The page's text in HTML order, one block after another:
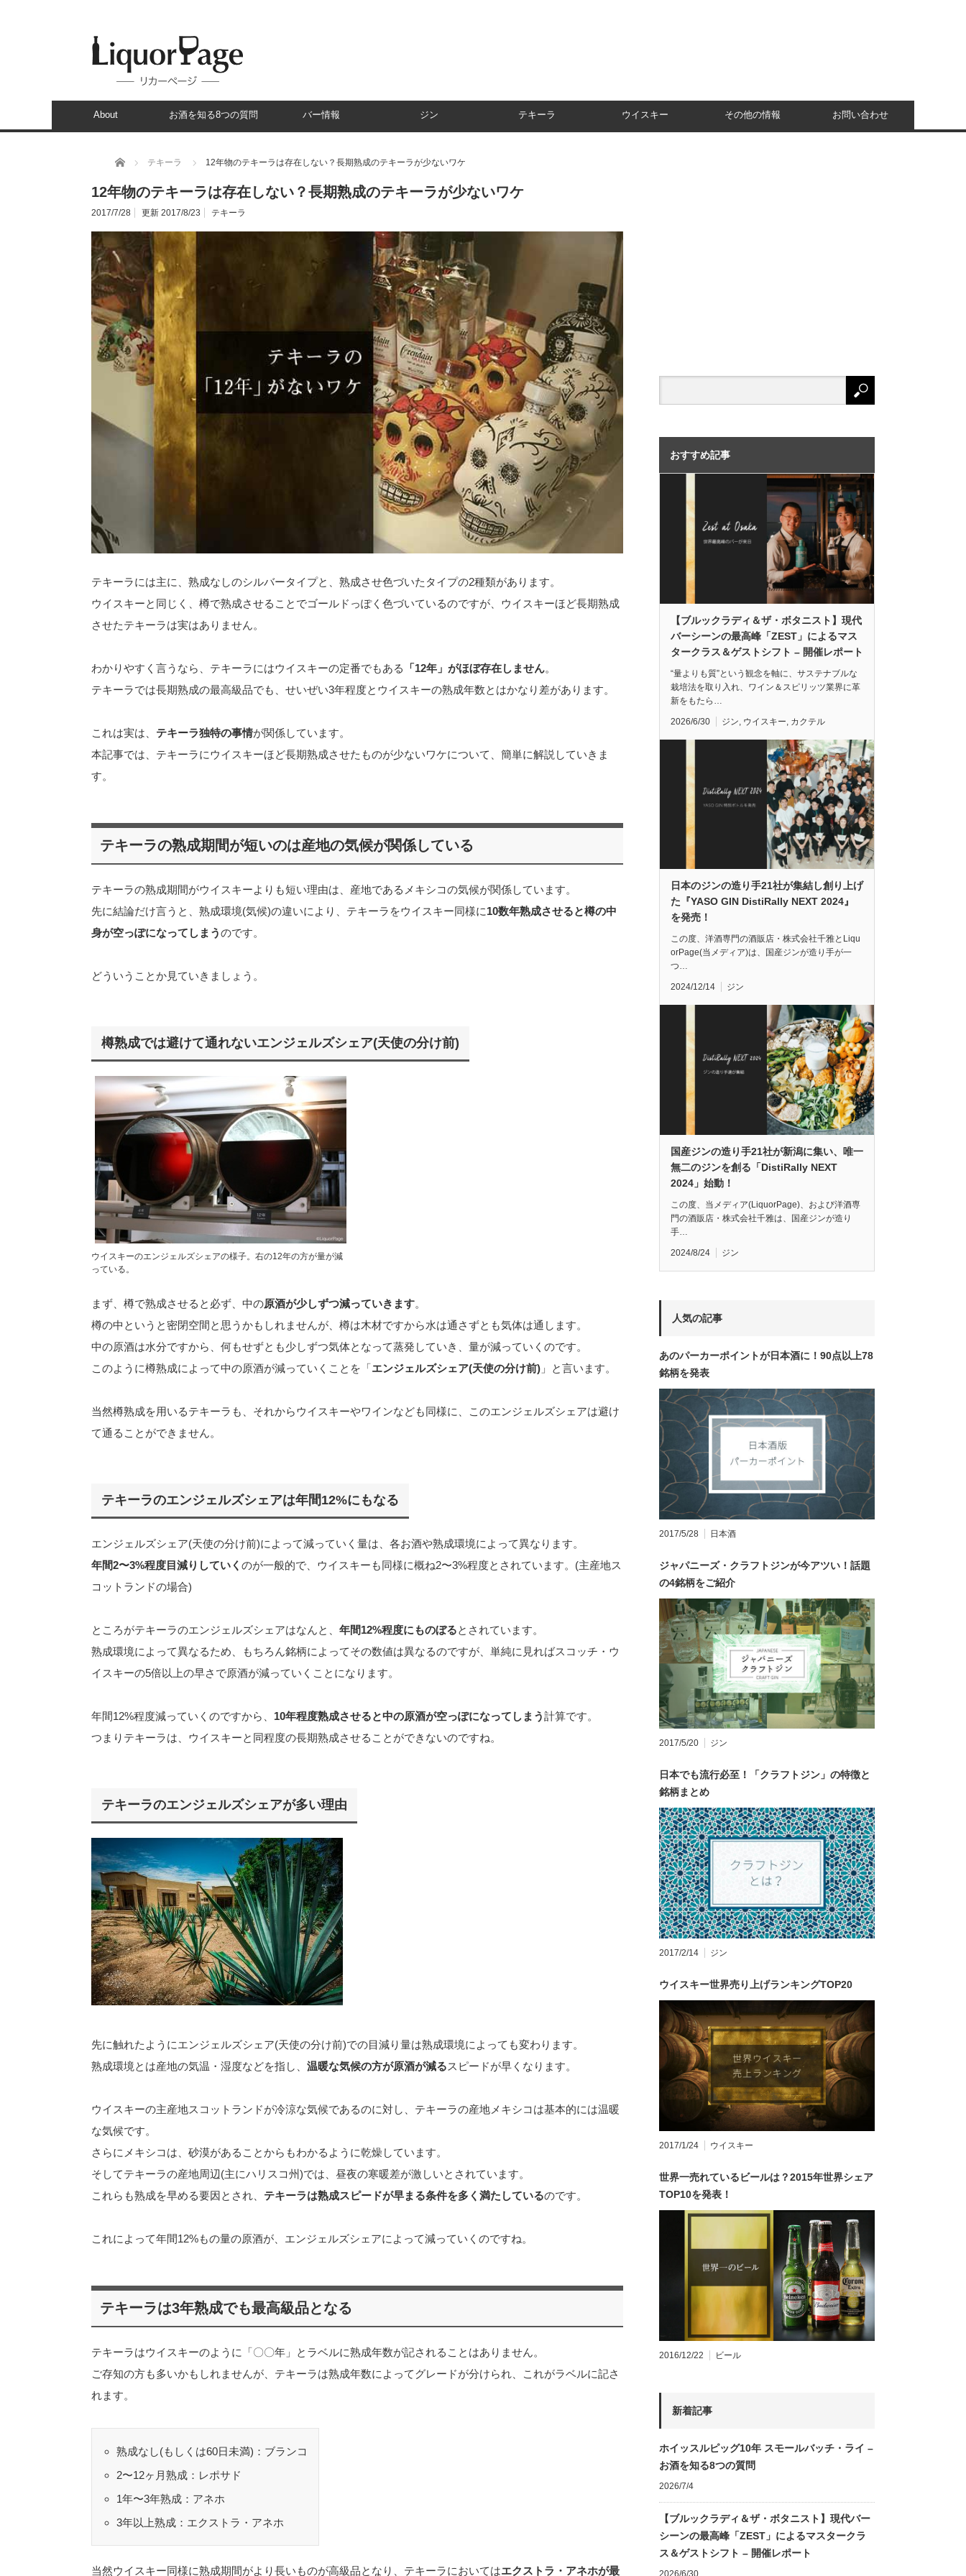
About お酒を知る8つの質問 バー情報 ジン テキーラ ウイスキー その他の情報 お問い合わせ
ホーム テキーラ 12年物のテキーラは存在しない？長期熟成のテキーラが少ないワケ
12年物のテキーラは存在しない？長期熟成のテキーラが少ないワケ
2017/7/28 更新 2017/8/23 テキーラ
テキーラには主に、熟成なしのシルバータイプと、熟成させ色づいたタイプの2種類があります。
ウイスキーと同じく、樽で熟成させることでゴールドっぽく色づいているのですが、ウイスキーほど長期熟成
させたテキーラは実はありません。
わかりやすく言うなら、テキーラにはウイスキーの定番でもある 「12年」がほぼ存在しません。
テキーラでは長期熟成の最高級品でも、せいぜい3年程度とウイスキーの熟成年数とはかなり差があります。
これは実は、 テキーラ独特の事情が関係しています。
本記事では、テキーラにウイスキーほど長期熟成させたものが少ないワケについて、簡単に解説していきま
す。
テキーラの熟成期間が短いのは産地の気候が関係している
テキーラの熟成期間がウイスキーよりも短い理由は、産地であるメキシコの気候が関係しています。
先に結論だけ言うと、熟成環境(気候)の違いにより、テキーラをウイスキー同様に10数年熟成させると樽の中
身が空っぽになってしまうのです。
どういうことか見ていきましょう。
樽熟成では避けて通れないエンジェルズシェア(天使の分け前)
ウイスキーのエンジェルズシェアの様子。右の12年の方が量が減
っている。
まず、樽で熟成させると必ず、中の原酒が少しずつ減っていきます。
樽の中というと密閉空間と思うかもしれませんが、樽は木材ですから水は通さずとも気体は通します。
中の原酒は水分ですから、何もせずとも少しずつ気体となって蒸発していき、量が減っていくのです。
このように樽熟成によって中の原酒が減っていくことを「 エンジェルズシェア(天使の分け前) 」と言います。
当然樽熟成を用いるテキーラも、それからウイスキーやワインなども同様に、このエンジェルズシェアは避け
て通ることができません。
テキーラのエンジェルズシェアは年間12%にもなる
エンジェルズシェア(天使の分け前)によって減っていく量は、各お酒や熟成環境によって異なります。
年間2〜3%程度目減りしていく のが一般的で、ウイスキーも同様に概ね2〜3%程度とされています。(主産地ス
コットランドの場合)
ところがテキーラのエンジェルズシェアはなんと、 年間12%程度にものぼるとされています。
熟成環境によって異なるため、もちろん銘柄によってその数値は異なるのですが、単純に見ればスコッチ・ウ
イスキーの5倍以上の早さで原酒が減っていくことになります。
年間12%程度減っていくのですから、 10年程度熟成させると中の原酒が空っぽになってしまう計算です。
つまりテキーラは、ウイスキーと同程度の長期熟成させることができないのですね。
テキーラのエンジェルズシェアが多い理由
先に触れたようにエンジェルズシェア(天使の分け前)での目減り量は熟成環境によっても変わります。
熟成環境とは産地の気温・湿度などを指し、 温暖な気候の方が原酒が減るスピードが早くなります。
ウイスキーの主産地スコットランドが冷涼な気候であるのに対し、テキーラの産地メキシコは基本的には温暖
な気候です。
さらにメキシコは、砂漠があることからもわかるように乾燥しています。
そしてテキーラの産地周辺(主にハリスコ州)では、昼夜の寒暖差が激しいとされています。
これらも熟成を早める要因とされ、 テキーラは熟成スピードが早まる条件を多く満たしているのです。
これによって年間12%もの量の原酒が、エンジェルズシェアによって減っていくのですね。
テキーラは3年熟成でも最高級品となる
テキーラはウイスキーのように「〇〇年」とラベルに熟成年数が記されることはありません。
ご存知の方も多いかもしれませんが、テキーラは熟成年数によってグレードが分けられ、これがラベルに記さ
れます。
熟成なし(もしくは60日未満)：ブランコ
2〜12ヶ月熟成：レポサド
1年〜3年熟成：アネホ
3年以上熟成：エクストラ・アネホ
当然ウイスキー同様に熟成期間がより長いものが高級品となり、テキーラにおいてはエクストラ・アネホが最
おすすめ記事
【ブルックラディ＆ザ・ボタニスト】現代
バーシーンの最高峰「ZEST」によるマス
タークラス＆ゲストシフト – 開催レポート
“量よりも質”という観念を軸に、サステナブルな
栽培法を取り入れ、ワイン＆スピリッツ業界に革
新をもたら…
2026/6/30 ジン ウイスキー カクテル
日本のジンの造り手21社が集結し創り上げ
た『YASO GIN DistiRally NEXT 2024』
を発売！
この度、洋酒専門の酒販店・株式会社千雅とLiqu
orPage(当メディア)は、国産ジンが造り手が一
つ…
2024/12/14 ジン
国産ジンの造り手21社が新潟に集い、唯一
無二のジンを創る「DistiRally NEXT
2024」始動！
この度、当メディア(LiquorPage)、および洋酒専
門の酒販店・株式会社千雅は、国産ジンが造り
手…
2024/8/24 ジン
人気の記事
あのパーカーポイントが日本酒に！90点以上78
銘柄を発表
2017/5/28 日本酒
ジャパニーズ・クラフトジンが今アツい！話題
の4銘柄をご紹介
2017/5/20 ジン
日本でも流行必至！「クラフトジン」の特徴と
銘柄まとめ
2017/2/14 ジン
ウイスキー世界売り上げランキングTOP20
2017/1/24 ウイスキー
世界一売れているビールは？2015年世界シェア
TOP10を発表！
2016/12/22 ビール
新着記事
ホイッスルピッグ10年 スモールバッチ・ライ –
お酒を知る8つの質問
2026/7/4
【ブルックラディ＆ザ・ボタニスト】現代バー
シーンの最高峰「ZEST」によるマスタークラ
ス＆ゲストシフト – 開催レポート
2026/6/30